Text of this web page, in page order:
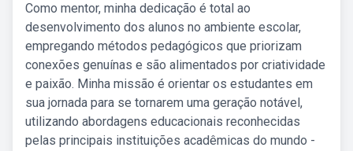
Como mentor, minha dedicação é total ao
desenvolvimento dos alunos no ambiente escolar,
empregando métodos pedagógicos que priorizam
conexões genuínas e são alimentados por criatividade
e paixão. Minha missão é orientar os estudantes em
sua jornada para se tornarem uma geração notável,
utilizando abordagens educacionais reconhecidas
pelas principais instituições acadêmicas do mundo -